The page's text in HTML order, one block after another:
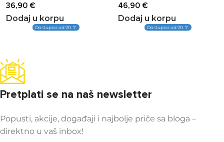
Dostupno od 20. 7.
36,90 €
Dodaj u korpu
Dostupno od 20. 7.
46,90 €
Dodaj u korpu
Pretplati se na naš newsletter
Popusti, akcije, događaji i najbolje priče sa bloga –
direktno u vaš inbox!